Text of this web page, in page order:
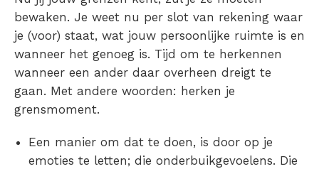
bewaken. Je weet nu per slot van rekening waar
je (voor) staat, wat jouw persoonlijke ruimte is en
wanneer het genoeg is. Tijd om te herkennen
wanneer een ander daar overheen dreigt te
gaan. Met andere woorden: herken je
grensmoment.
Een manier om dat te doen, is door op je
emoties te letten; die onderbuikgevoelens. Die